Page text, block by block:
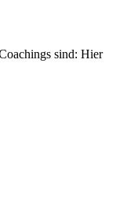
sind: Hier